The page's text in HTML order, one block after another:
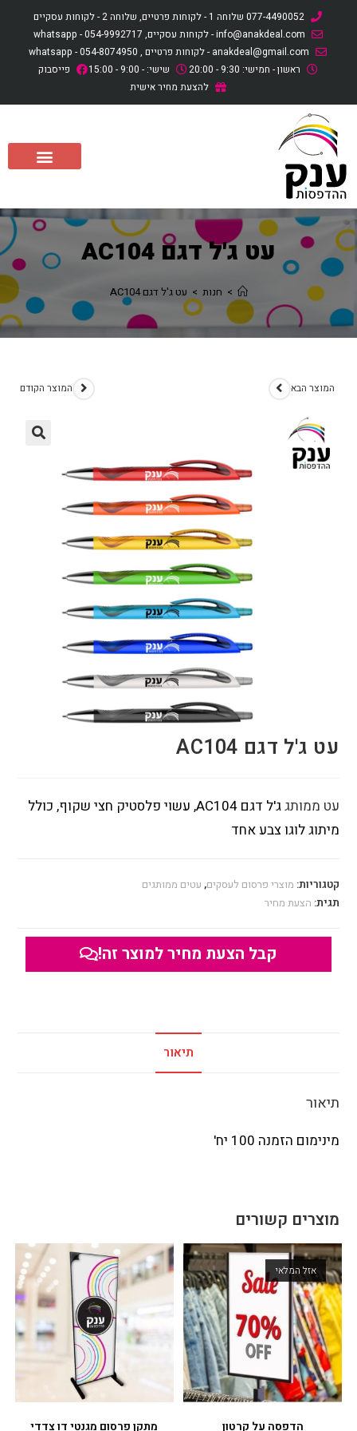
077-4490052 שלוחה 1 - לקוחות פרטיים, שלוחה 2 - לקוחות עסקיים
info@anakdeal.com - לקוחות עסקיים, whatsapp - 054-9992717
anakdeal@gmail.com - לקוחות פרטיים , whatsapp - 054-8074950
ראשון - חמישי: 9:30 - 20:00
שישי: - 9:00 - 15:00
פייסבוק
להצעת מחיר אישית
עט ג'ל דגם AC104
> חנות > עט ג'ל דגם AC104
המוצר הקודם המוצר הבא
עט ג'ל דגם AC104
עט ממותגג'ל דגם AC104 , עשוי פלסטיק חצי שקוף, כולל
מיתוג לוגו צבע אחד
קטגוריות: מוצרי פרסום לעסקים, עטים ממותגים
תגית: הצעת מחיר
קבל הצעת מחיר למוצר זה!
תיאור
תיאור
מינימום הזמנה 100 יח'
מוצרים קשורים
אזל המלאי
הדפסה על קרטון מתקן פרסום מגנטי דו צדדי